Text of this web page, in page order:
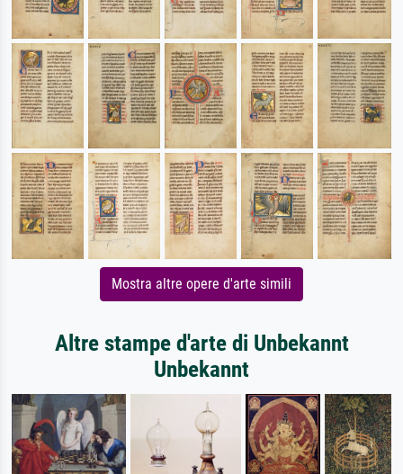
Mostra altre opere d'arte simili
Altre stampe d'arte di Unbekannt
Unbekannt